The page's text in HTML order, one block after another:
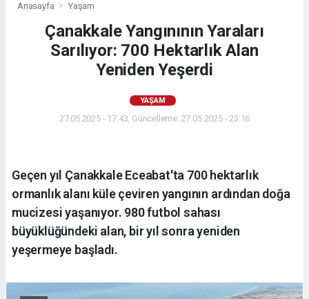
Anasayfa Yaşam
Çanakkale Yangınının Yaraları
Sarılıyor: 700 Hektarlık Alan
Yeniden Yeşerdi
YAŞAM
27.05.2025 - 17:43, Güncelleme: 27.05.2025 - 23:16
Geçen yıl Çanakkale Eceabat'ta 700 hektarlık
ormanlık alanı küle çeviren yangının ardından doğa
mucizesi yaşanıyor. 980 futbol sahası
büyüklüğündeki alan, bir yıl sonra yeniden
yeşermeye başladı.